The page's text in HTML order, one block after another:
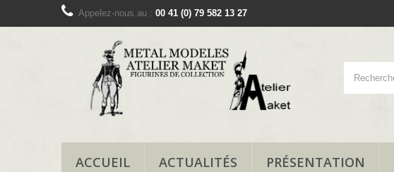
Appelez-nous au : 00 41 (0) 79 582 13 27
ACCUEIL ACTUALITÉS PRÉSENTATION